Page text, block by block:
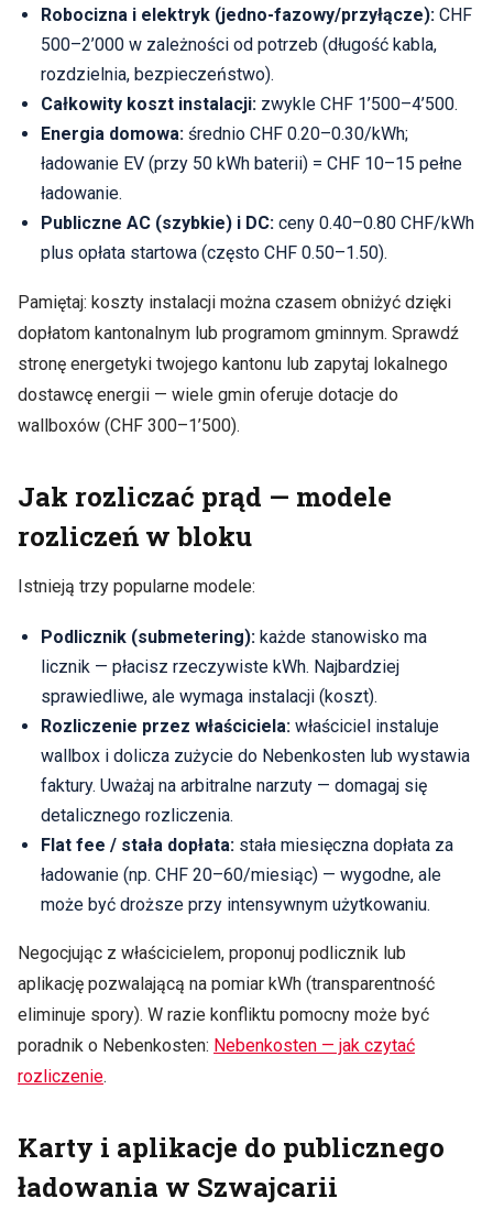
Robocizna i elektryk (jedno‑fazowy/przyłącze):CHF
500–2’000 w zależności od potrzeb (długość kabla,
rozdzielnia, bezpieczeństwo).
Całkowity koszt instalacji:zwykle CHF 1’500–4’500.
Energia domowa:średnio CHF 0.20–0.30/kWh;
ładowanie EV (przy 50 kWh baterii) = CHF 10–15 pełne
ładowanie.
Publiczne AC (szybkie) i DC:ceny 0.40–0.80 CHF/kWh
plus opłata startowa (często CHF 0.50–1.50).
Pamiętaj: koszty instalacji można czasem obniżyć dzięki
dopłatom kantonalnym lub programom gminnym. Sprawdź
stronę energetyki twojego kantonu lub zapytaj lokalnego
dostawcę energii — wiele gmin oferuje dotacje do
wallboxów (CHF 300–1’500).
Jak rozliczać prąd — modele
rozliczeń w bloku
Istnieją trzy popularne modele:
Podlicznik (submetering):każde stanowisko ma
licznik — płacisz rzeczywiste kWh. Najbardziej
sprawiedliwe, ale wymaga instalacji (koszt).
Rozliczenie przez właściciela:właściciel instaluje
wallbox i dolicza zużycie do Nebenkosten lub wystawia
faktury. Uważaj na arbitralne narzuty — domagaj się
detalicznego rozliczenia.
Flat fee / stała dopłata:stała miesięczna dopłata za
ładowanie (np. CHF 20–60/miesiąc) — wygodne, ale
może być droższe przy intensywnym użytkowaniu.
Negocjując z właścicielem, proponuj podlicznik lub
aplikację pozwalającą na pomiar kWh (transparentność
eliminuje spory). W razie konfliktu pomocny może być
poradnik o Nebenkosten: Nebenkosten — jak czytać
rozliczenie.
Karty i aplikacje do publicznego
ładowania w Szwajcarii